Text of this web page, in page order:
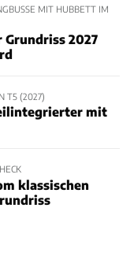
MIT HUBBETT IM
2027
T5 (2027)
mit
klassischen